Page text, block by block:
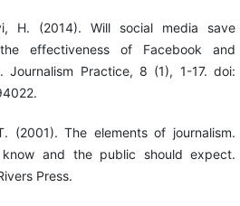
H. (2014). Will social media save
the effectiveness of Facebook and
Journalism Practice, 8 (1), 1-17. doi:
(2001). The elements of journalism.
know and the public should expect.
Press.